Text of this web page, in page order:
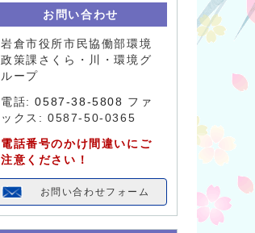
お問い合わせ
岩倉市役所市民協働部環境
政策課さくら・川・環境グ
ループ
電話:0587-38-5808 ファ
ックス: 0587-50-0365
電話番号のかけ間違いにご
注意ください！
お問い合わせフォーム